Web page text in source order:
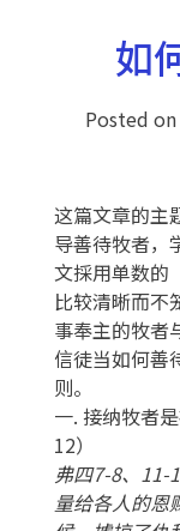
如
Posted on
这篇文章的主
导善待牧者，
文採用单数的
比较清晰而不
事奉主的牧者
信徒当如何善
则。
一. 接纳牧者
12）
弗四7-8、11-
量给各人的恩